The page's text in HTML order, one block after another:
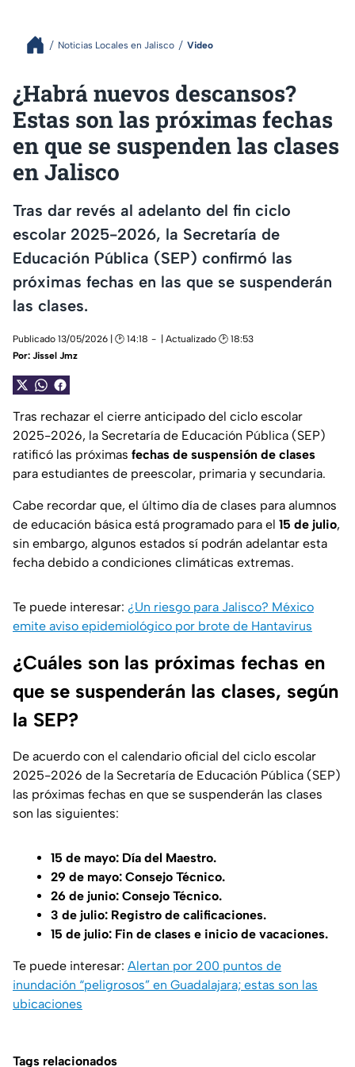
Noticias Locales en Jalisco Video
¿Habrá nuevos descansos?
Estas son las próximas fechas
en que se suspenden las clases
en Jalisco
Tras dar revés al adelanto del fin ciclo
escolar 2025-2026, la Secretaría de
Educación Pública (SEP) confirmó las
próximas fechas en las que se suspenderán
las clases.
Publicado 13/05/2026 | 🕑 14:18
| Actualizado 🕑 18:53
Por: Jissel Jmz
Tras rechazar el cierre anticipado del ciclo escolar
2025-2026, la Secretaría de Educación Pública (SEP)
ratificó las próximas fechas de suspensión de clases
para estudiantes de preescolar, primaria y secundaria.
Cabe recordar que, el último día de clases para alumnos
de educación básica está programado para el 15 de julio,
sin embargo, algunos estados sí podrán adelantar esta
fecha debido a condiciones climáticas extremas.
Te puede interesar: ¿Un riesgo para Jalisco? México
emite aviso epidemiológico por brote de Hantavirus
¿Cuáles son las próximas fechas en
que se suspenderán las clases, según
la SEP?
De acuerdo con el calendario oficial del ciclo escolar
2025-2026 de la Secretaría de Educación Pública (SEP)
las próximas fechas en que se suspenderán las clases
son las siguientes:
15 de mayo: Día del Maestro.
29 de mayo: Consejo Técnico.
26 de junio: Consejo Técnico.
3 de julio: Registro de calificaciones.
15 de julio: Fin de clases e inicio de vacaciones.
Te puede interesar: Alertan por 200 puntos de
inundación “peligrosos” en Guadalajara; estas son las
ubicaciones
Tags relacionados